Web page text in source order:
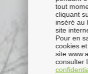
tout
cliquant
inséré au
site
Pour en
cookies
site
consulter